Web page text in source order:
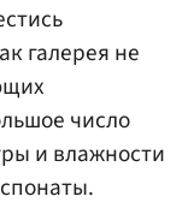
галерея не
число
и влажности